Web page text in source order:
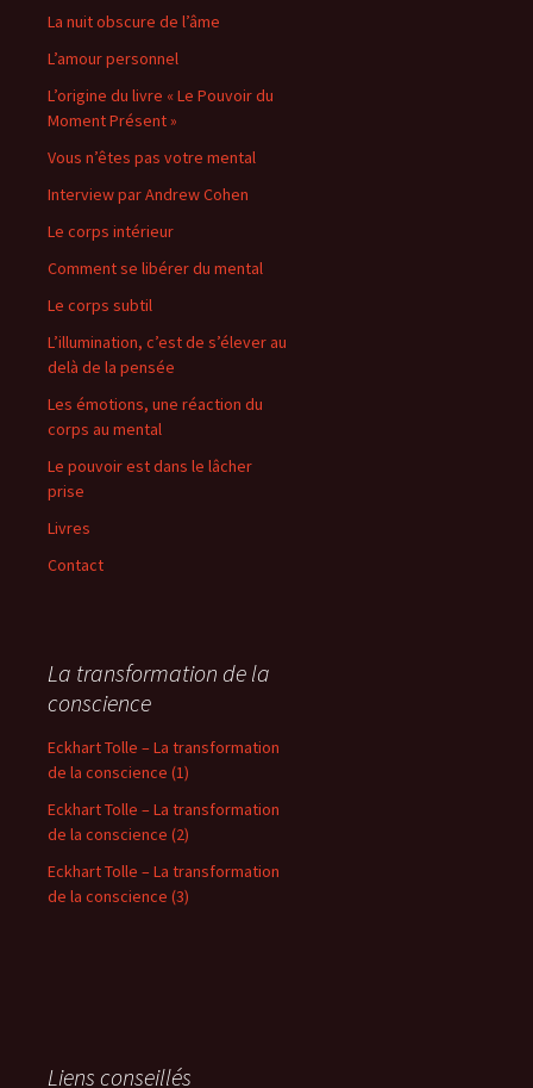
La nuit obscure de l’âme
L’amour personnel
L’origine du livre « Le Pouvoir du
Moment Présent »
Vous n’êtes pas votre mental
Interview par Andrew Cohen
Le corps intérieur
Comment se libérer du mental
Le corps subtil
L’illumination, c’est de s’élever au
delà de la pensée
Les émotions, une réaction du
corps au mental
Le pouvoir est dans le lâcher
prise
Livres
Contact
La transformation de la
conscience
Eckhart Tolle – La transformation
de la conscience (1)
Eckhart Tolle – La transformation
de la conscience (2)
Eckhart Tolle – La transformation
de la conscience (3)
Liens conseillés